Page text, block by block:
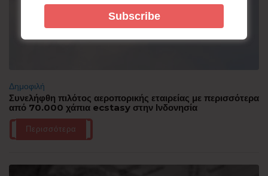
Δημοφιλή
Συνελήφθη πιλότος αεροπορικής εταιρείας με περισσότερα
από 70.000 χάπια ecstasy στην Ινδονησία
Περισσότερα